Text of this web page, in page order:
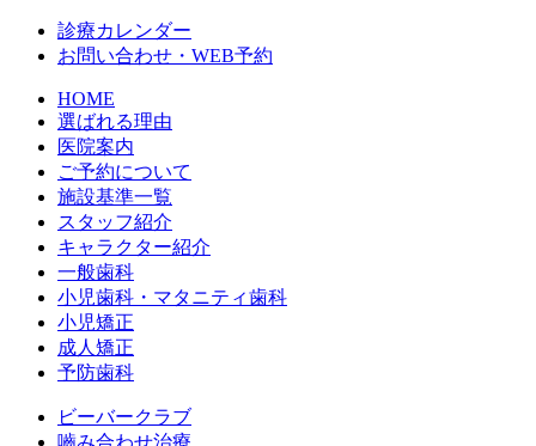
診療カレンダー
お問い合わせ・WEB予約
HOME
選ばれる理由
医院案内
ご予約について
施設基準一覧
スタッフ紹介
キャラクター紹介
一般歯科
小児歯科・マタニティ歯科
小児矯正
成人矯正
予防歯科
ビーバークラブ
嚙み合わせ治療